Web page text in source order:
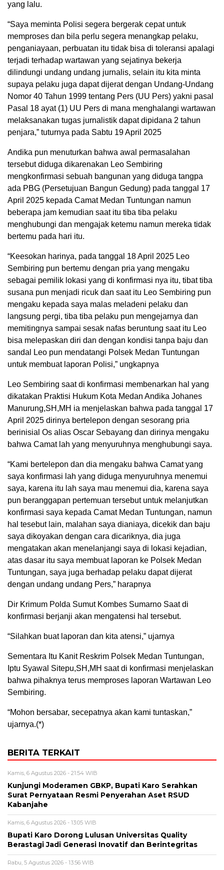
yang lalu.
“Saya meminta Polisi segera bergerak cepat untuk
memproses dan bila perlu segera menangkap pelaku,
penganiayaan, perbuatan itu tidak bisa di toleransi apalagi
terjadi terhadap wartawan yang sejatinya bekerja
dilindungi undang undang jurnalis, selain itu kita minta
supaya pelaku juga dapat dijerat dengan Undang-Undang
Nomor 40 Tahun 1999 tentang Pers (UU Pers) yakni pasal
Pasal 18 ayat (1) UU Pers di mana menghalangi wartawan
melaksanakan tugas jurnalistik dapat dipidana 2 tahun
penjara,” tuturnya pada Sabtu 19 April 2025
Andika pun menuturkan bahwa awal permasalahan
tersebut diduga dikarenakan Leo Sembiring
mengkonfirmasi sebuah bangunan yang diduga tangpa
ada PBG (Persetujuan Bangun Gedung) pada tanggal 17
April 2025 kepada Camat Medan Tuntungan namun
beberapa jam kemudian saat itu tiba tiba pelaku
menghubungi dan mengajak ketemu namun mereka tidak
bertemu pada hari itu.
“Keesokan harinya, pada tanggal 18 April 2025 Leo
Sembiring pun bertemu dengan pria yang mengaku
sebagai pemilik lokasi yang di konfirmasi nya itu, tibat tiba
susana pun menjadi ricuk dan saat itu Leo Sembiring pun
mengaku kepada saya malas meladeni pelaku dan
langsung pergi, tiba tiba pelaku pun mengejarnya dan
memitingnya sampai sesak nafas beruntung saat itu Leo
bisa melepaskan diri dan dengan kondisi tanpa baju dan
sandal Leo pun mendatangi Polsek Medan Tuntungan
untuk membuat laporan Polisi,” ungkapnya
Leo Sembiring saat di konfirmasi membenarkan hal yang
dikatakan Praktisi Hukum Kota Medan Andika Johanes
Manurung,SH,MH ia menjelaskan bahwa pada tanggal 17
April 2025 dirinya bertelepon dengan sesorang pria
berinisial Os alias Oscar Sebayang dan dirinya mengaku
bahwa Camat lah yang menyuruhnya menghubungi saya.
“Kami bertelepon dan dia mengaku bahwa Camat yang
saya konfirmasi lah yang diduga menyuruhnya menemui
saya, karena itu lah saya mau menemui dia, karena saya
pun beranggapan pertemuan tersebut untuk melanjutkan
konfirmasi saya kepada Camat Medan Tuntungan, namun
hal tesebut lain, malahan saya dianiaya, dicekik dan baju
saya dikoyakan dengan cara dicariknya, dia juga
mengatakan akan menelanjangi saya di lokasi kejadian,
atas dasar itu saya membuat laporan ke Polsek Medan
Tuntungan, saya juga berhadap pelaku dapat dijerat
dengan undang undang Pers,” harapnya
Dir Krimum Polda Sumut Kombes Sumarno Saat di
konfirmasi berjanji akan mengatensi hal tersebut.
“Silahkan buat laporan dan kita atensi,” ujarnya
Sementara Itu Kanit Reskrim Polsek Medan Tuntungan,
Iptu Syawal Sitepu,SH,MH saat di konfirmasi menjelaskan
bahwa pihaknya terus memproses laporan Wartawan Leo
Sembiring.
“Mohon bersabar, secepatnya akan kami tuntaskan,”
ujarnya.(*)
BERITA TERKAIT
Kamis, 6 Agustus 2026 - 21:54 WIB
Kunjungi Moderamen GBKP, Bupati Karo Serahkan
Surat Pernyataan Resmi Penyerahan Aset RSUD
Kabanjahe
Kamis, 6 Agustus 2026 - 13:05 WIB
Bupati Karo Dorong Lulusan Universitas Quality
Berastagi Jadi Generasi Inovatif dan Berintegritas
Rabu, 5 Agustus 2026 - 13:56 WIB